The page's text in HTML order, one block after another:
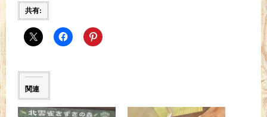
共有:
関連